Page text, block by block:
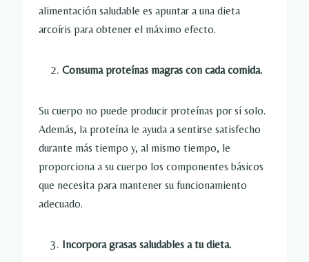
alimentación saludable es apuntar a una dieta
arcoíris para obtener el máximo efecto.
Consuma proteínas magras con cada comida.
Su cuerpo no puede producir proteínas por sí solo.
Además, la proteína le ayuda a sentirse satisfecho
durante más tiempo y, al mismo tiempo, le
proporciona a su cuerpo los componentes básicos
que necesita para mantener su funcionamiento
adecuado.
Incorpora grasas saludables a tu dieta.